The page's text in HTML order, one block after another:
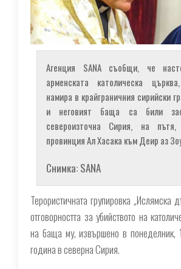
Агенция SANA съобщи, че
арменската католическа
намира в крайграничния сирийски
и неговият баща са били
североизточна Сирия, на
провинция Ал Хасака към Деир аз
Снимка: SANA
Терористичната групировка „Ислямска
отговорността за убийството на
на баща му, извършено в понеделник,
година в северна Сирия.